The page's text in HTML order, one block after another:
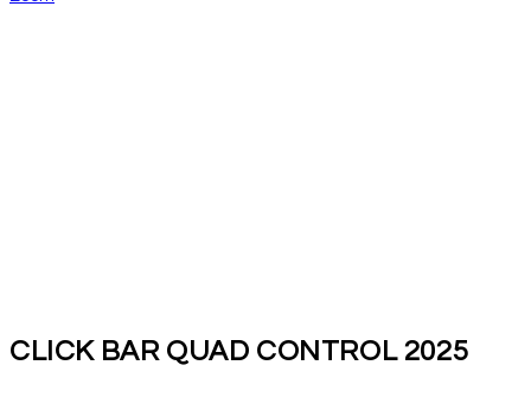
CLICK BAR QUAD CONTROL 2025